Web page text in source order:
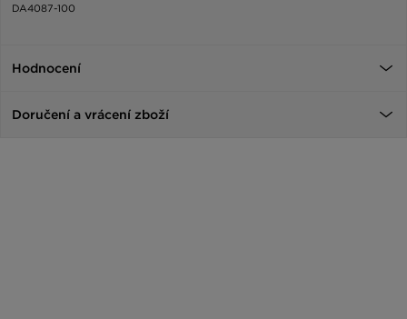
DA4087-100
Hodnocení
Doručení a vrácení zboží